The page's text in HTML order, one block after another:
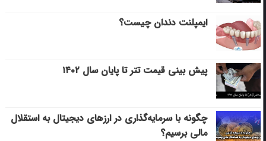
ایمپلنت دندان چیست؟
پیش بینی قیمت تتر تا پایان سال ۱۴۰۲
چگونه با سرمایه‌گذاری در ارزهای دیجیتال به استقلال
مالی برسیم؟